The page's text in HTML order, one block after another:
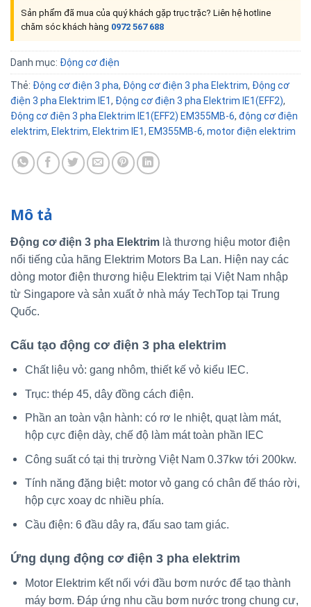
Sản phẩm đã mua của quý khách gặp trục trặc? Liên hệ hotline
chăm sóc khách hàng 0972 567 688
Danh mục: Động cơ điện
Thẻ: Động cơ điện 3 pha, Động cơ điện 3 pha Elektrim, Động cơ
điện 3 pha Elektrim IE1, Động cơ điện 3 pha Elektrim IE1(EFF2),
Động cơ điện 3 pha Elektrim IE1(EFF2) EM355MB-6, động cơ điện
elektrim, Elektrim, Elektrim IE1, EM355MB-6, motor điện elektrim
Mô tả
Động cơ điện 3 pha Elektrim là thương hiệu motor điện
nổi tiếng của hãng Elektrim Motors Ba Lan. Hiện nay các
dòng motor điện thương hiệu Elektrim tại Việt Nam nhập
từ Singapore và sản xuất ở nhà máy TechTop tại Trung
Quốc.
Cấu tạo động cơ điện 3 pha elektrim
Chất liệu vỏ: gang nhôm, thiết kế vỏ kiểu IEC.
Trục: thép 45, dây đồng cách điện.
Phần an toàn vận hành: có rơ le nhiệt, quạt làm mát,
hộp cực điện dày, chế độ làm mát toàn phần IEC
Công suất có tại thị trường Việt Nam 0.37kw tới 200kw.
Tính năng đặng biệt: motor vỏ gang có chân đế tháo rời,
hộp cực xoay dc nhiều phía.
Cầu điện: 6 đầu dây ra, đấu sao tam giác.
Ứng dụng động cơ điện 3 pha elektrim
Motor Elektrim kết nối với đầu bơm nước để tạo thành
máy bơm. Đáp ứng nhu cầu bơm nước trong chung cư,